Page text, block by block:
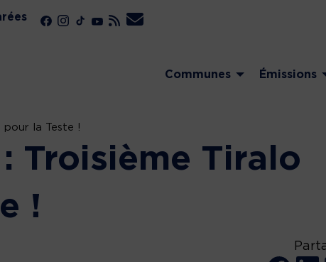
Communes Émissions
pour la Teste !
Troisième Tiralo
!